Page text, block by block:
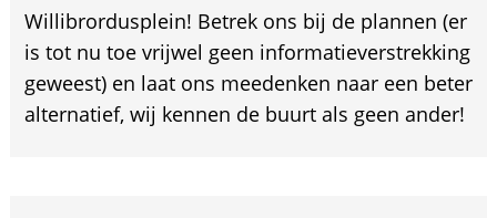
Willibrordusplein! Betrek ons bij de plannen (er
is tot nu toe vrijwel geen informatieverstrekking
geweest) en laat ons meedenken naar een beter
alternatief, wij kennen de buurt als geen ander!